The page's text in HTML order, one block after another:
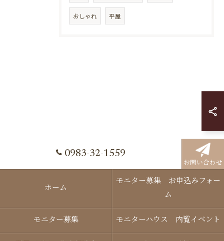
おしゃれ 平屋
0983-32-1559
お問い合わせ
ホーム
モニター募集 お申込みフォー
ム
モニター募集 モニターハウス 内覧イベント